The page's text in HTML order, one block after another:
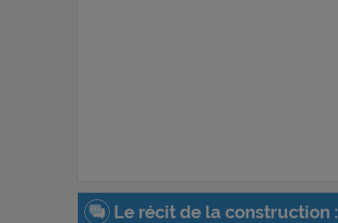
Le récit de la construction :